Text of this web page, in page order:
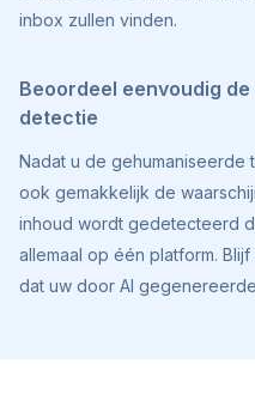
inbox zullen vinden.
Beoordeel eenvoudig
detectie
Nadat u de gehumaniseerde
ook gemakkelijk de
inhoud wordt gedetecteerd
allemaal op één platform.
dat uw door AI